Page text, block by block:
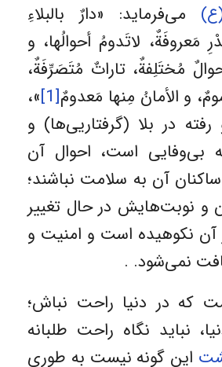
می‌فرماید: «دارٌ بالبلاءِ
مَعروفَةٌ، لاتَدومُ أحوالُها، و
مُختَلِفةٌ، تاراتٌ مُتَصَرِّفَةٌ،
و الأمانُ مِنها مَعدومٌ[1]
»،
رفته در بلا (گرفتاريی‌ها) و
بى‌وفايى است، احوال آن
آن به سلامت نباشند؛
و نوبت‌هايش در حال تغيير
نكوهيده است و امنيت و
نمى‌شود. .
که در دنیا راحت نباش؛
نباید نگاه راحت طلبانه
این گونه نیست به طوری